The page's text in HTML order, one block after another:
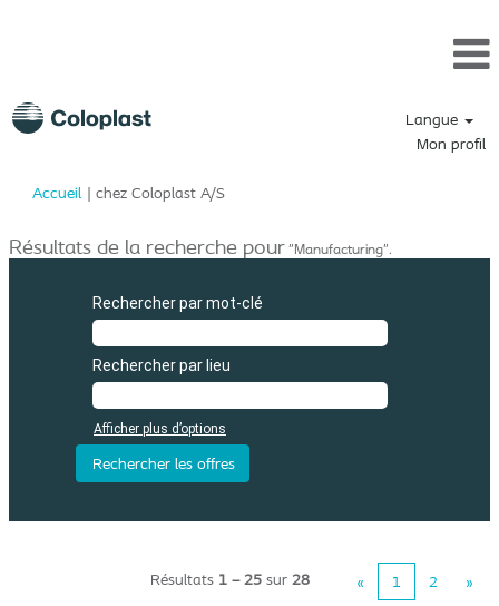
Langue
Mon profil
Accueil | chez Coloplast A/S(page
Résultats de la recherche pour"Manufacturing".
Rechercher par mot-clé
Rechercher par lieu
Afficher plus d’options
Résultats 1 – 25 sur 28 « 1 2 »